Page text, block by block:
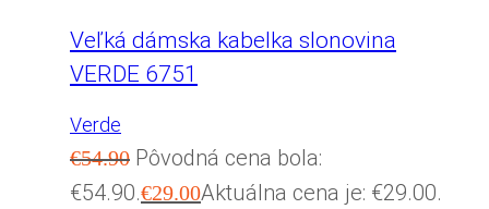
Veľká dámska kabelka slonovina
VERDE 6751
Verde
€54.90 Pôvodná cena bola:
€54.90.€29.00Aktuálna cena je: €29.00.